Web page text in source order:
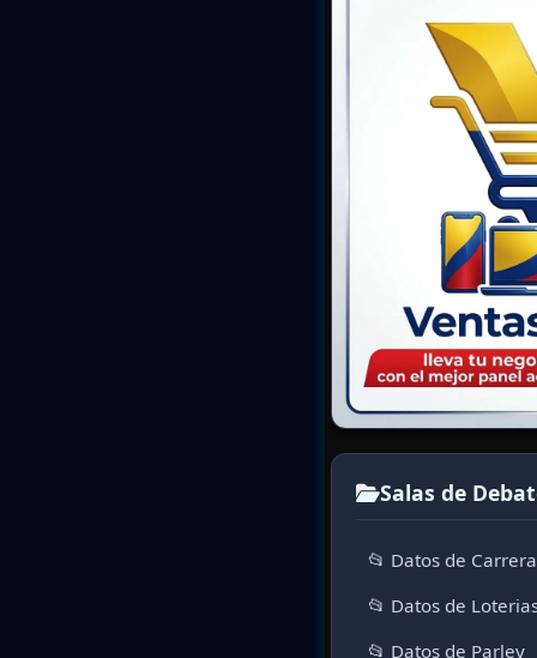
Salas de
📂 Datos de
📂 Datos de
📂 Datos de Parley